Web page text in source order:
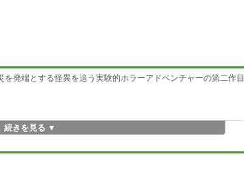
発端とする怪異を追う実験的ホラーアドベンチャーの第二作目
続きを見る ▼